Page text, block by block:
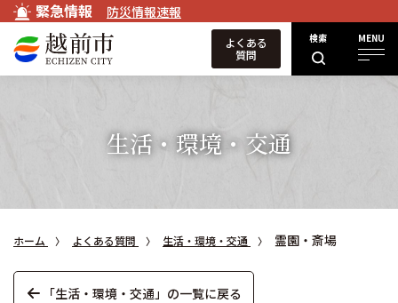
緊急情報 防災情報速報
検索 MENU
よくある
質問
生活・環境・交通
ホーム よくある質問 生活・環境・交通 霊園・斎場
「生活・環境・交通」の一覧に戻る